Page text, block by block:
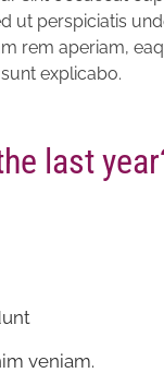
ut perspiciatis
rem aperiam,
explicabo.
last
veniam.